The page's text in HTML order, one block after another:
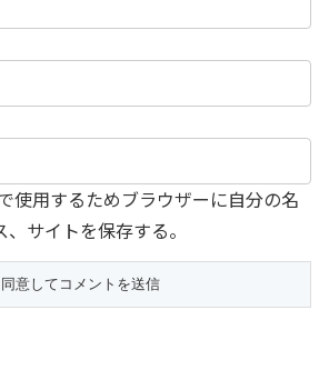
使用するためブラウザーに自分の名
サイトを保存する。